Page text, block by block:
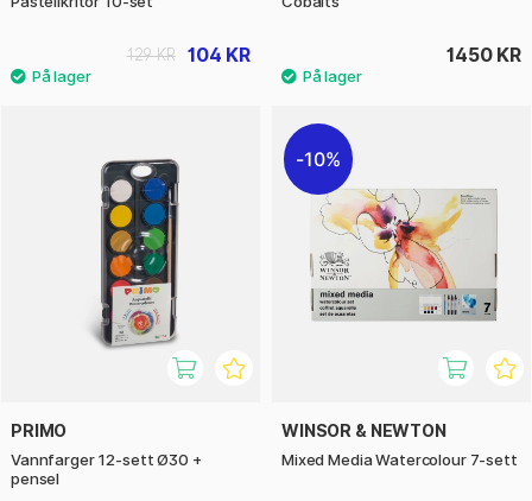
104 KR
129 KR 1450 KR
PRIMO
Vannfarger 12-sett Ø30 +
pensel
10%
WINSOR & NEWTON
Mixed Media Watercolour 7-sett